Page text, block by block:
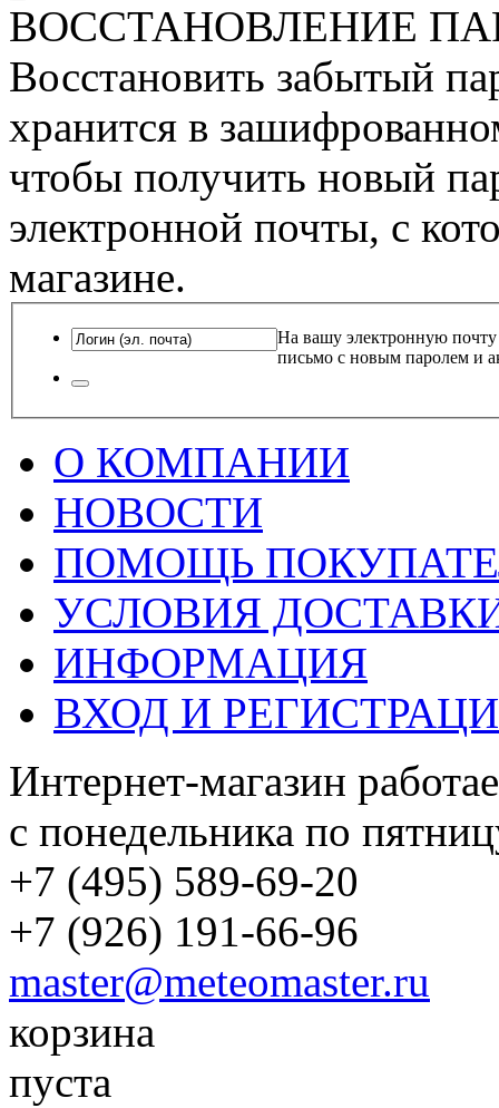
ВОССТАНОВЛЕНИЕ
Восстановить забытый
хранится в
чтобы получить новый
электронной почты, с
магазине.
На вашу электронную почту
письмо с новым паролем и
О КОМПАНИИ
НОВОСТИ
ПОМОЩЬ
УСЛОВИЯ
ИНФОРМАЦИЯ
ВХОД И
Интернет-магазин
с понедельника по
+7 (495) 589-69-20
+7 (926) 191-66-96
master@meteomaster.ru
корзина
пуста